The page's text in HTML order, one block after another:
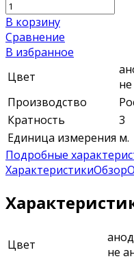
В корзину
Сравнение
В избранное
Цвет
Производство
Кратность
3
Единица измерения м.
Подробные
ХарактеристикиОбзор
Цвет
не